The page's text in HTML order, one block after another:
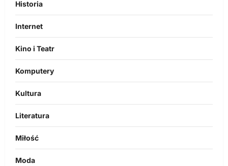
Historia
Internet
Kino i Teatr
Komputery
Kultura
Literatura
Miłość
Moda